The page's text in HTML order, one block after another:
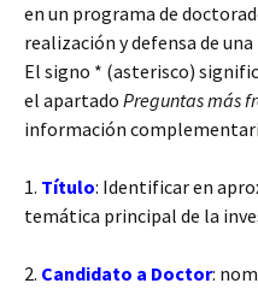
en un programa de
realización y defensa de
El signo * (asterisco)
el apartado Preguntas más
información
1. Título: Identificar en
temática principal de la
2. Candidato a Doctor: